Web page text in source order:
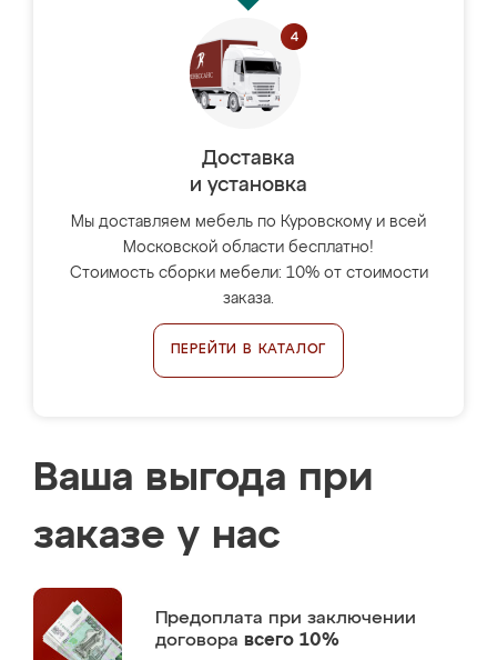
Доставка
и установка
Мы доставляем мебель по Куровскому и всей
Московской области бесплатно!
Стоимость сборки мебели: 10% от стоимости
заказа.
ПЕРЕЙТИ В КАТАЛОГ
Ваша выгода при
заказе у нас
Предоплата при заключении
договора всего 10%